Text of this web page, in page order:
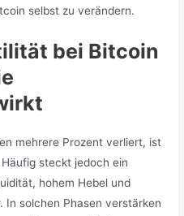
selbst zu verändern.
bei Bitcoin
mehrere Prozent verliert, ist
steckt jedoch ein
hohem Hebel und
In solchen Phasen verstärken